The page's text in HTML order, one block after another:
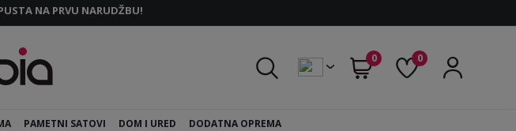
NA PRVU NARUDŽBU!
0 0
PAMETNI SATOVI DOM I URED DODATNA OPREMA